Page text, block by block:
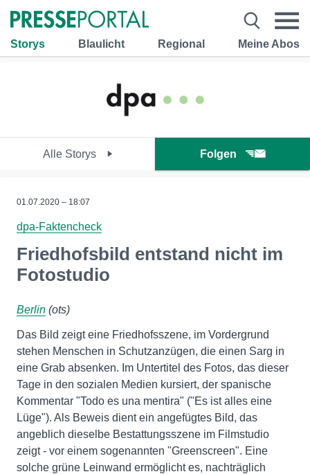
Storys Blaulicht Regional Meine Abos
Alle Storys Folgen
01.07.2020 – 18:07
dpa-Faktencheck
Friedhofsbild entstand nicht im
Fotostudio
Berlin (ots)
Das Bild zeigt eine Friedhofsszene, im Vordergrund
stehen Menschen in Schutzanzügen, die einen Sarg in
eine Grab absenken. Im Untertitel des Fotos, das dieser
Tage in den sozialen Medien kursiert, der spanische
Kommentar "Todo es una mentira" ("Es ist alles eine
Lüge"). Als Beweis dient ein angefügtes Bild, das
angeblich dieselbe Bestattungsszene im Filmstudio
zeigt - vor einem sogenannten "Greenscreen". Eine
solche grüne Leinwand ermöglicht es, nachträglich